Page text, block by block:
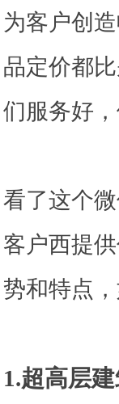
为客户创
品定价都
们服务好
看了这个
客户西提
势和特点
1.超高层